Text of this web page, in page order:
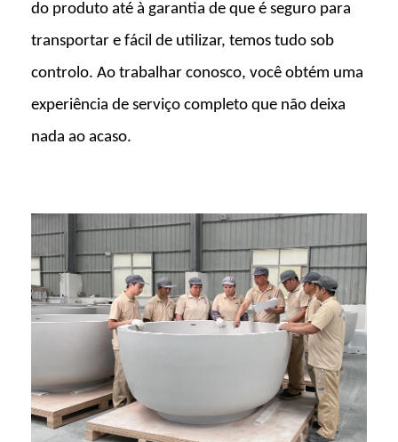
do produto até à garantia de que é seguro para
transportar e fácil de utilizar, temos tudo sob
controlo. Ao trabalhar conosco, você obtém uma
experiência de serviço completo que não deixa
nada ao acaso.